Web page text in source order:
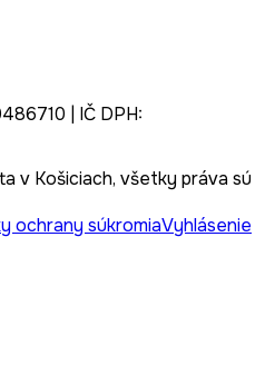
| IČ DPH:
v Košiciach, všetky práva sú
ochrany súkromiaVyhlásenie